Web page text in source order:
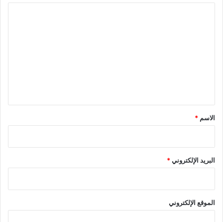
*
الاسم *
البريد الإلكتروني*
الموقع الإلكتروني